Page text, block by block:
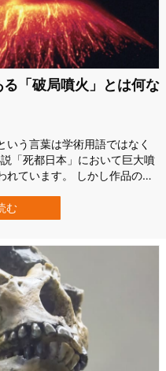
「破局噴火」とは何な
う言葉は学術用語ではなく
「死都日本」において巨大噴
れています。 しかし作品のも
らせる破局的な噴火」として
品では、巨大噴火によって日
む